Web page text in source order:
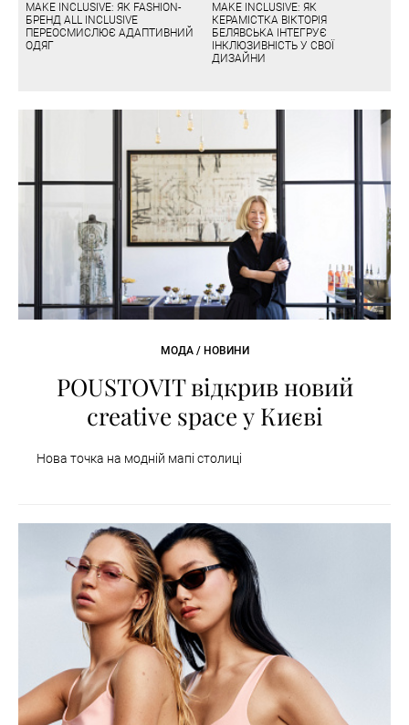
MAKE INCLUSIVE: ЯК FASHION-
БРЕНД ALL INCLUSIVE
ПЕРЕОСМИСЛЮЄ АДАПТИВНИЙ
ОДЯГ
MAKE INCLUSIVE: ЯК
КЕРАМІСТКА ВІКТОРІЯ
БЕЛЯВСЬКА ІНТЕГРУЄ
ІНКЛЮЗИВНІСТЬ У СВОЇ
ДИЗАЙНИ
МОДА / НОВИНИ
POUSTOVIT відкрив новий
creative space у Києві
Нова точка на модній мапі столиці